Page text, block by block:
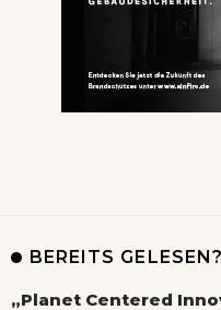
BEREITS GELESEN?
„Planet Centered